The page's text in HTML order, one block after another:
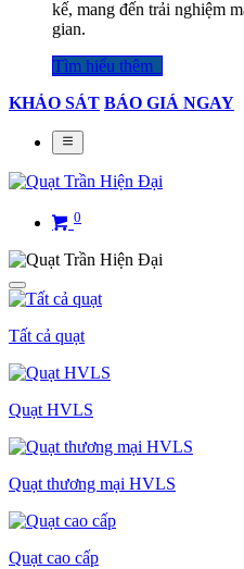
kế, mang đến trải nghiệm
gian.
Tìm hiểu thêm​​​​​​​​
KHẢO SÁT BÁO GIÁ NGAY
0
Tất cả quạt
Quạt HVLS
Quạt thương mại HVLS
Quạt cao cấp